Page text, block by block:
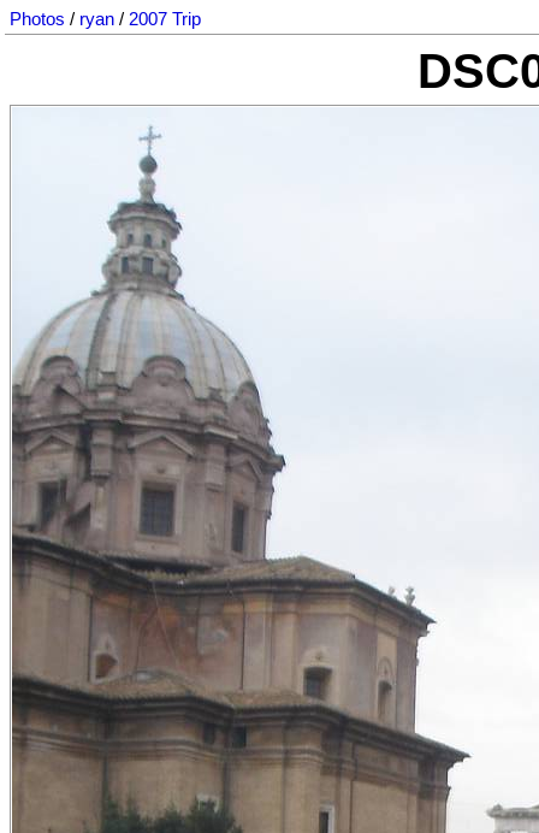
Photos / ryan / 2007 Trip